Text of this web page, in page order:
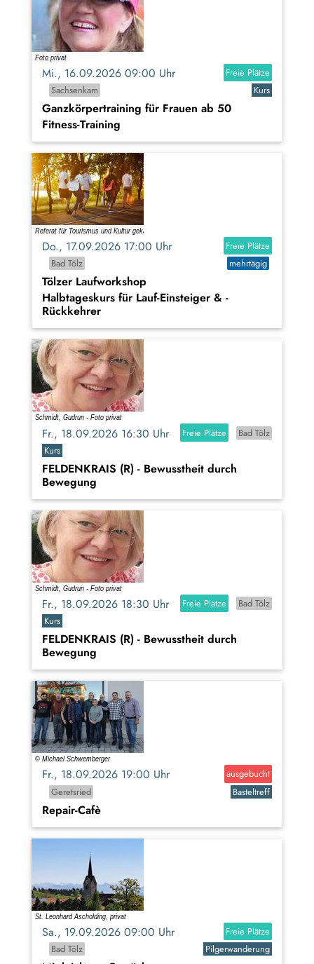
Mi., 16.09.2026 09:00 Uhr
Freie Plätze
Sachsenkam
Kurs
Ganzkörpertraining für Frauen ab 50
Fitness-Training
Do., 17.09.2026 17:00 Uhr
Freie Plätze
Bad Tölz
mehrtägig
Tölzer Laufworkshop
Halbtageskurs für Lauf-Einsteiger & -
Rückkehrer
Fr., 18.09.2026 16:30 Uhr Freie Plätze
Bad Tölz
Kurs
FELDENKRAIS (R) - Bewusstheit durch
Bewegung
Fr., 18.09.2026 18:30 Uhr Freie Plätze
Bad Tölz
Kurs
FELDENKRAIS (R) - Bewusstheit durch
Bewegung
Fr., 18.09.2026 19:00 Uhr
ausgebucht
Geretsried
Basteltreff
Repair-Cafè
Sa., 19.09.2026 09:00 Uhr
Freie Plätze
Bad Tölz
Pilgerwanderung